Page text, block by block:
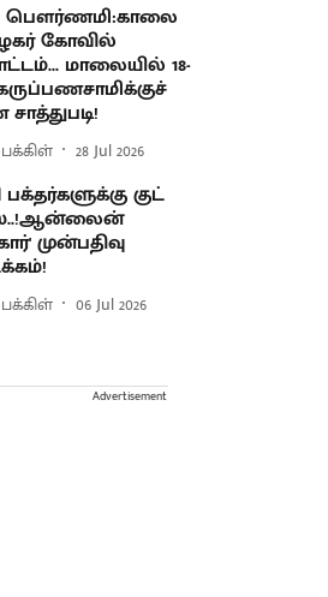
பௌர்ணமி:காலை
கோவில்
மாலையில் 18-
28 Jul 2026
குட்
முன்பதிவு
06 Jul 2026
Advertisement